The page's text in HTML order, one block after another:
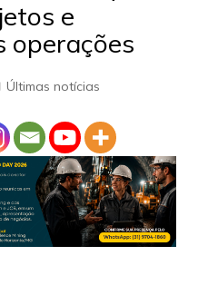
e
operações
Últimas notícias